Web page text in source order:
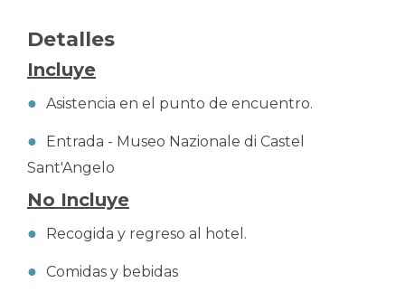
Detalles
Incluye
Asistencia en el punto de encuentro.
Entrada - Museo Nazionale di Castel
Sant'Angelo
No Incluye
Recogida y regreso al hotel.
Comidas y bebidas